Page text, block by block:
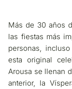
Más de 30 años
las fiestas más
personas,
esta original
Arousa se llenan
anterior, la